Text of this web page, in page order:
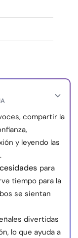
reservados.
compartir la
y leyendo las
para
tiempo para la
se sientan
divertidas
lo que ayuda a